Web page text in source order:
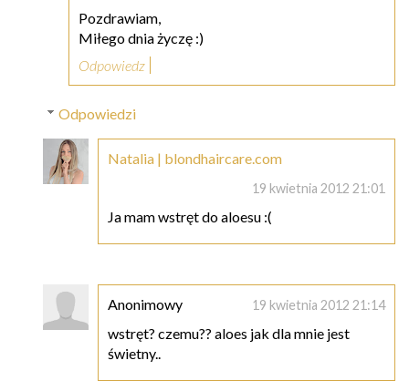
Pozdrawiam,
Miłego dnia życzę :)
Odpowiedz
Odpowiedzi
Natalia | blondhaircare.com
19 kwietnia 2012 21:01
Ja mam wstręt do aloesu :(
Anonimowy 19 kwietnia 2012 21:14
wstręt? czemu?? aloes jak dla mnie jest
świetny..